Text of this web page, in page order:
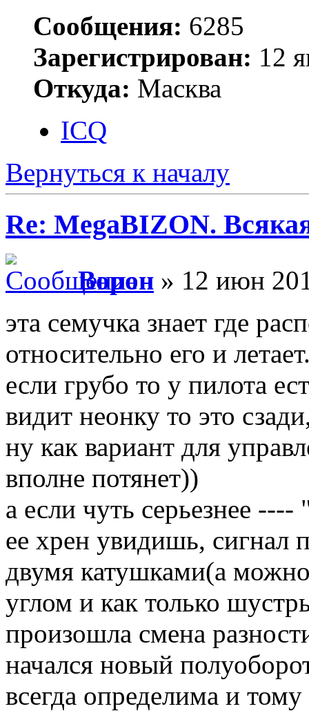
Сообщения: 6285
Зарегистрирован: 12
Откуда: Масква
ICQ
Вернуться к началу
Re: MegaBIZON.
Ворон » 12 июн
эта семучка знает где
относительно его и
если грубо то у пилота
видит неонку то это
ну как вариант для
вполне потянет))
а если чуть серьезнее
ее хрен увидишь, сигнал
двумя катушками(а
углом и как только
произошла смена
начался новый
всегда определима и